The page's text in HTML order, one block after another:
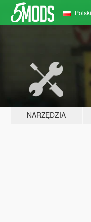
Polski
NARZĘDZIA